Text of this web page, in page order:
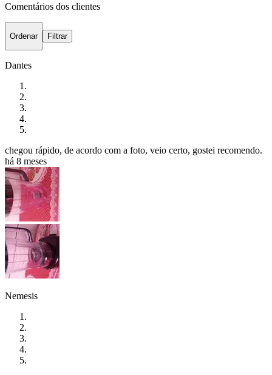
Comentários dos clientes
Ordenar Filtrar
Dantes
chegou rápido, de acordo com a foto, veio certo, gostei recomendo.
há 8 meses
Nemesis